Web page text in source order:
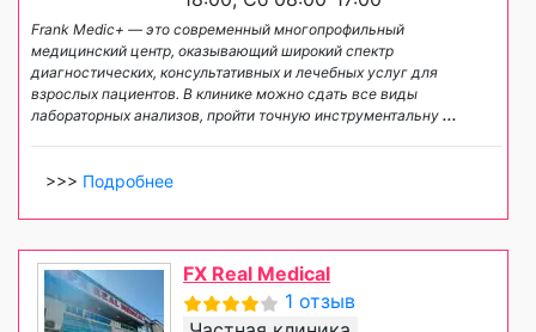
Frank Medic+ — это современный многопрофильный
медицинский центр, оказывающий широкий спектр
диагностических, консультативных и лечебных услуг для
взрослых пациентов. В клинике можно сдать все виды
лабораторных анализов, пройти точную инструментальну ...
>>> Подробнее
FX Real Medical
1 отзыв